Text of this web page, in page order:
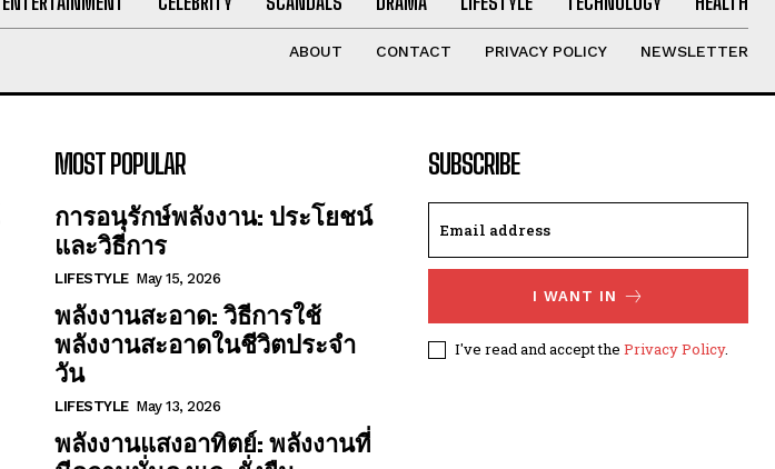
ABOUT CONTACT PRIVACY POLICY NEWSLETTER
MOST POPULAR
การอนุรักษ์พลังงาน: ประโยชน์
และวิธีการ
LIFESTYLE May 15, 2026
พลังงานสะอาด: วิธีการใช้
พลังงานสะอาดในชีวิตประจำ
วัน
LIFESTYLE May 13, 2026
พลังงานแสงอาทิตย์: พลังงานที่
SUBSCRIBE
I WANT IN
I've read and accept the Privacy Policy.